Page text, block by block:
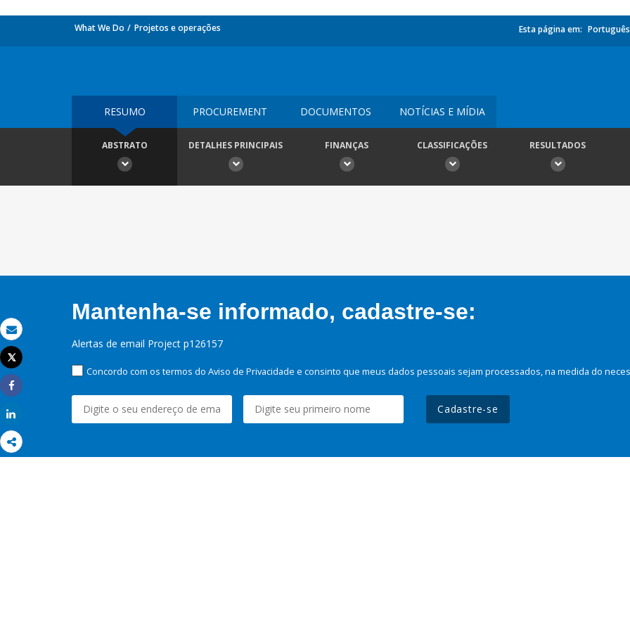
Email
Imprimir
Tweet
Share
What We Do Projetos e operações Esta página em: Português
RESUMO PROCUREMENT DOCUMENTOS NOTÍCIAS E MÍDIA
ABSTRATO DETALHES PRINCIPAIS FINANÇAS CLASSIFICAÇÕES RESULTADOS
Mantenha-se informado, cadastre-se:
Alertas de email Project p126157
Concordo com os termos do Aviso de Privacidade e consinto que meus dados pessoais sejam processados, na medida do
Cadastre-se